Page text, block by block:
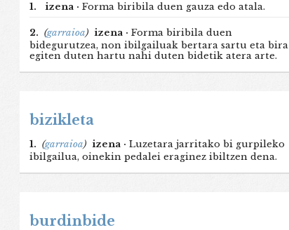
1. izena · Forma biribila duen gauza edo atala.
2. (garraioa) izena · Forma biribila duen
bidegurutzea, non ibilgailuak bertara sartu eta bira
egiten duten hartu nahi duten bidetik atera arte.
bizikleta
1. (garraioa) izena · Luzetara jarritako bi gurpileko
ibilgailua, oinekin pedalei eraginez ibiltzen dena.
burdinbide